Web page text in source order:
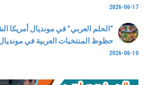
2026-06-17
“الحلم العربي” في مونديال أمريكا
حظوظ المنتخبات العربية في مونديال
2026-06-10